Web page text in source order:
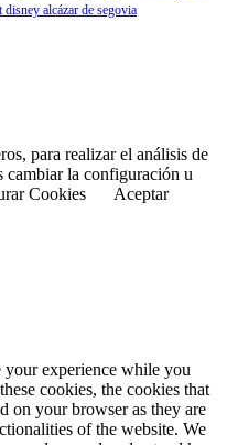
disney alcázar de segovia
para realizar el análisis de
cambiar la configuración u
Cookies
Aceptar
your experience while you
cookies, the cookies that
on your browser as they are
of the website. We